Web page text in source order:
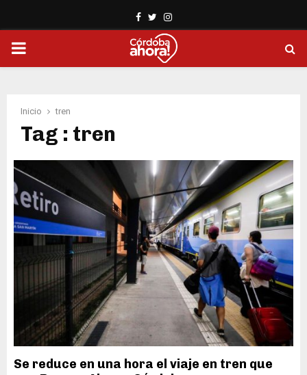
Facebook
TwitterInstagram
PRIMARY
Inicio tren
Tag : tren
Se reduce en una hora el viaje en tren que